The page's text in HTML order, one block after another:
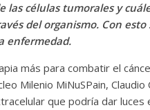
las células tumorales y
del organismo. Con
enfermedad.
más para combatir el
Milenio MiNuSPain,
que podría dar